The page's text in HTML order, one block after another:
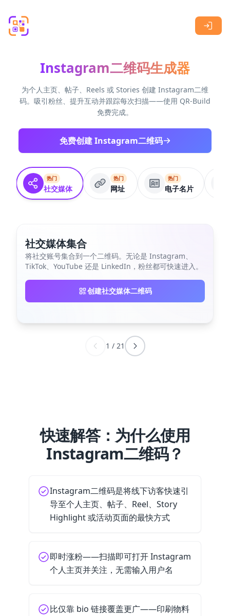
Instagram二维码生成器
为个人主页、帖子、Reels 或 Stories 创建 Instagram二维
码。吸引粉丝、提升互动并跟踪每次扫描——使用 QR-Build
免费完成。
免费创建 Instagram二维码
热门
社交媒体
热门
网址
热门
电子名片
社交媒体集合
将社交账号集合到一个二维码。无论是 Instagram、
TikTok、YouTube 还是 LinkedIn，粉丝都可快速进入。
创建社交媒体二维码
1 / 21
快速解答：为什么使用
Instagram二维码？
Instagram二维码是将线下访客快速引
导至个人主页、帖子、Reel、Story
Highlight 或活动页面的最快方式
即时涨粉——扫描即可打开 Instagram
个人主页并关注，无需输入用户名
比仅靠 bio 链接覆盖更广——印刷物料